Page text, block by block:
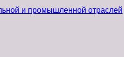
и промышленной отраслей